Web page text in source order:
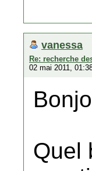
vanessa
Re: recherche
02 mai 2011,
Quel